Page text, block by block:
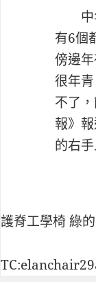
中年
有6個
傍邊
很年
不了
報》
的右
護脊工學椅 綠